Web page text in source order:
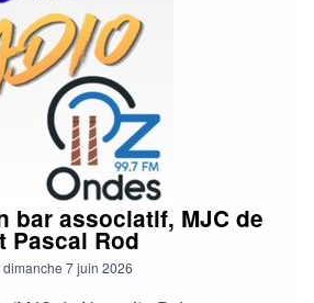
bar associatif, MJC de
Pascal Rod
dimanche 7 juin 2026